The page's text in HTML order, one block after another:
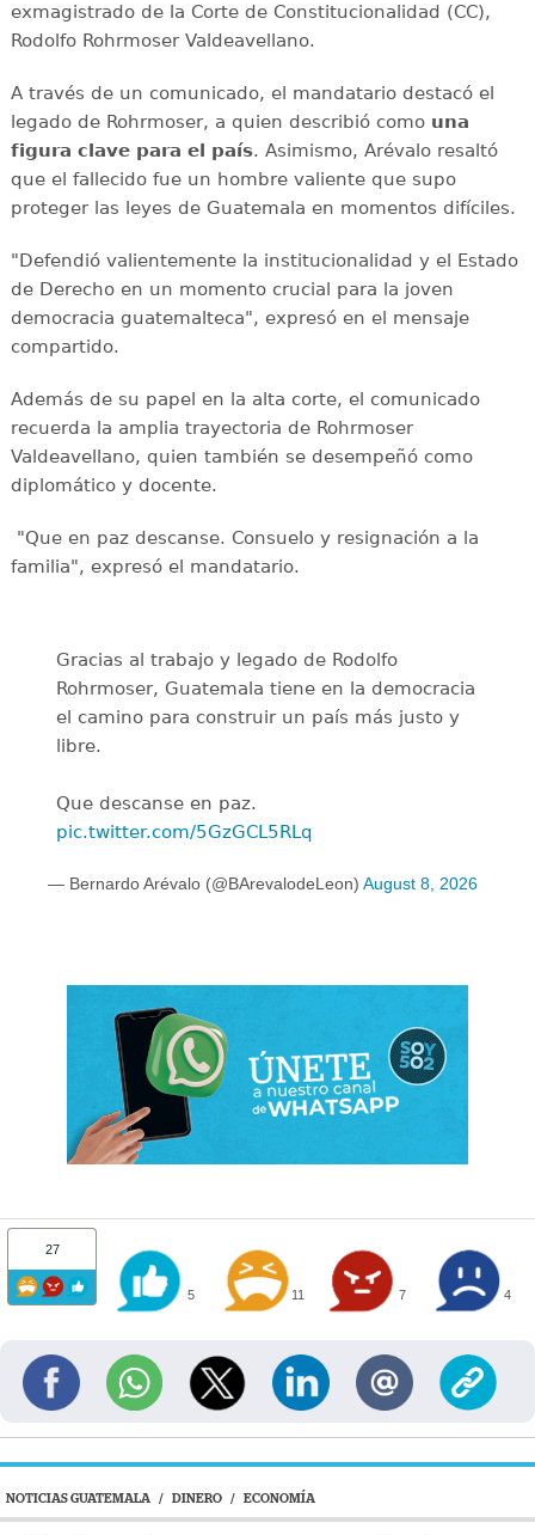
exmagistrado de la Corte de Constitucionalidad (CC),
Rodolfo Rohrmoser Valdeavellano.
A través de un comunicado, el mandatario destacó el
legado de Rohrmoser, a quien describió comouna
figura clave para el país. Asimismo, Arévalo resaltó
que el fallecido fue un hombre valiente que supo
proteger las leyes de Guatemala en momentos difíciles.
"Defendió valientemente la institucionalidad y el Estado
de Derecho en un momento crucial para la joven
democracia guatemalteca", expresó en el mensaje
compartido.
Además de su papel en la alta corte, el comunicado
recuerda la amplia trayectoria de Rohrmoser
Valdeavellano, quien también se desempeñó como
diplomático y docente.
"Que en paz descanse. Consuelo y resignación a la
familia", expresó el mandatario.
Gracias al trabajo y legado de Rodolfo
Rohrmoser, Guatemala tiene en la democracia
el camino para construir un país más justo y
libre.
Que descanse en paz.
pic.twitter.com/5GzGCL5RLq
— Bernardo Arévalo (@BArevalodeLeon) August 8, 2026
27
5 11 7 4
NOTICIAS GUATEMALA / DINERO / ECONOMÍA